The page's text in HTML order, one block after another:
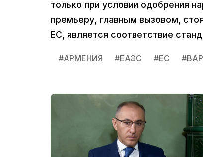
только при условии одобрения
премьеру, главным вызовом,
ЕС, является соответствие
#АРМЕНИЯ #ЕАЭС #ЕС #